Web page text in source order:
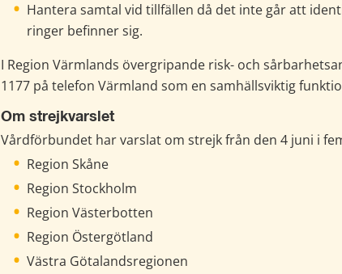
Hantera samtal vid tillfällen då det inte går att
ringer befinner sig.
I Region Värmlands övergripande risk- och
1177 på telefon Värmland som en samhällsviktig
Om strejkvarslet
Vårdförbundet har varslat om strejk från den 4 juni i
Region Skåne
Region Stockholm
Region Västerbotten
Region Östergötland
Västra Götalandsregionen